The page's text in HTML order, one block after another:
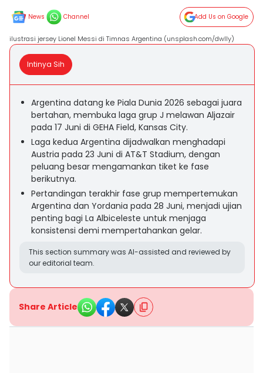
News Channel Add Us on Google
ilustrasi jersey Lionel Messi di Timnas Argentina (unsplash.com/dwlly)
Intinya Sih
Argentina datang ke Piala Dunia 2026 sebagai juara
bertahan, membuka laga grup J melawan Aljazair
pada 17 Juni di GEHA Field, Kansas City.
Laga kedua Argentina dijadwalkan menghadapi
Austria pada 23 Juni di AT&T Stadium, dengan
peluang besar mengamankan tiket ke fase
berikutnya.
Pertandingan terakhir fase grup mempertemukan
Argentina dan Yordania pada 28 Juni, menjadi ujian
penting bagi La Albiceleste untuk menjaga
konsistensi demi mempertahankan gelar.
This section summary was AI-assisted and reviewed by
our editorial team.
Share Article